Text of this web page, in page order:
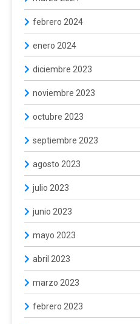
febrero 2024
enero 2024
diciembre 2023
noviembre 2023
octubre 2023
septiembre 2023
agosto 2023
julio 2023
junio 2023
mayo 2023
abril 2023
marzo 2023
febrero 2023